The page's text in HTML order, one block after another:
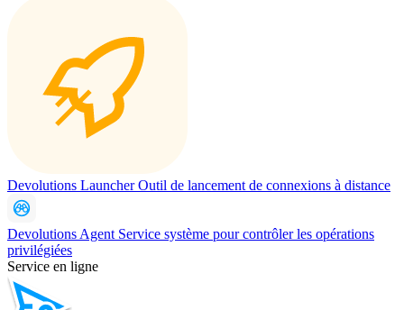
Devolutions LauncherOutil de lancement de connexions à distance
Devolutions Agent Service système pour contrôler les opérations
privilégiées
Service en ligne